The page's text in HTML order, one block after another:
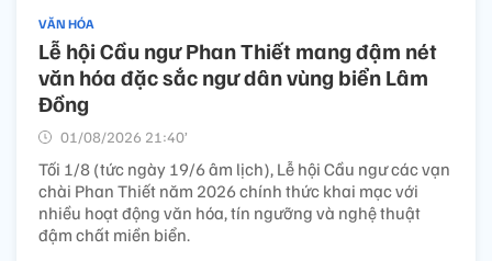
VĂN HÓA
Lễ hội Cầu ngư Phan Thiết mang đậm nét
văn hóa đặc sắc ngư dân vùng biển Lâm
Đồng
01/08/2026 21:40’
Tối 1/8 (tức ngày 19/6 âm lịch), Lễ hội Cầu ngư các vạn
chài Phan Thiết năm 2026 chính thức khai mạc với
nhiều hoạt động văn hóa, tín ngưỡng và nghệ thuật
đậm chất miền biển.